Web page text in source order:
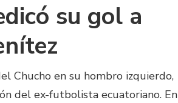
su gol a
Chucho en su hombro izquierdo,
del ex-futbolista ecuatoriano. En